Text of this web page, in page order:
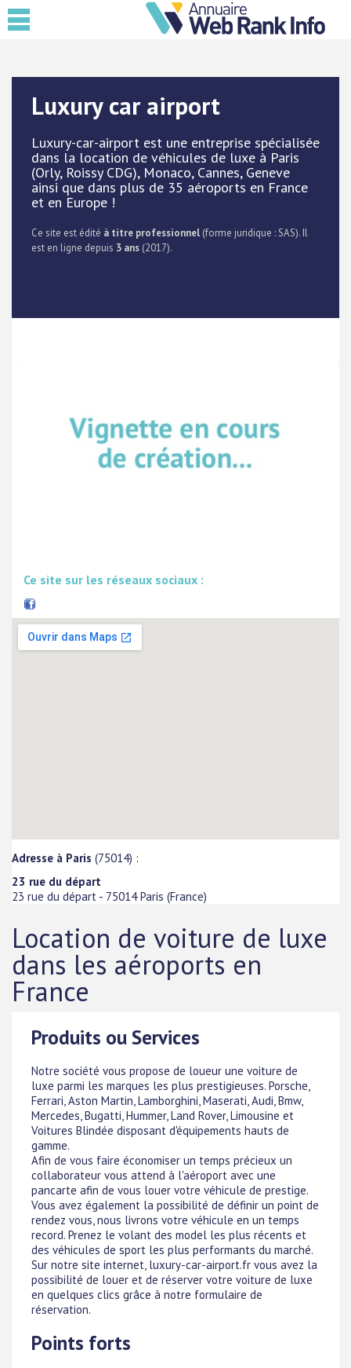
Luxury car airport
Luxury-car-airport est une entreprise spécialisée
dans la location de véhicules de luxe à Paris
(Orly, Roissy CDG), Monaco, Cannes, Geneve
ainsi que dans plus de 35 aéroports en France
et en Europe !
Ce site est édité à titre professionnel (forme juridique : SAS). Il
est en ligne depuis 3 ans (2017).
Ce site sur les réseaux sociaux :
Adresse à Paris (75014) :
23 rue du départ
23 rue du départ - 75014 Paris (France)
Location de voiture de luxe
dans les aéroports en
France
Produits ou Services
Notre société vous propose de loueur une voiture de
luxe parmi les marques les plus prestigieuses. Porsche,
Ferrari, Aston Martin, Lamborghini, Maserati, Audi, Bmw,
Mercedes, Bugatti, Hummer, Land Rover, Limousine et
Voitures Blindée disposant d'équipements hauts de
gamme.
Afin de vous faire économiser un temps précieux un
collaborateur vous attend à l'aéroport avec une
pancarte afin de vous louer votre véhicule de prestige.
Vous avez également la possibilité de définir un point de
rendez vous, nous livrons votre véhicule en un temps
record. Prenez le volant des model les plus récents et
des véhicules de sport les plus performants du marché.
Sur notre site internet, luxury-car-airport.fr vous avez la
possibilité de louer et de réserver votre voiture de luxe
en quelques clics grâce à notre formulaire de
réservation.
Points forts